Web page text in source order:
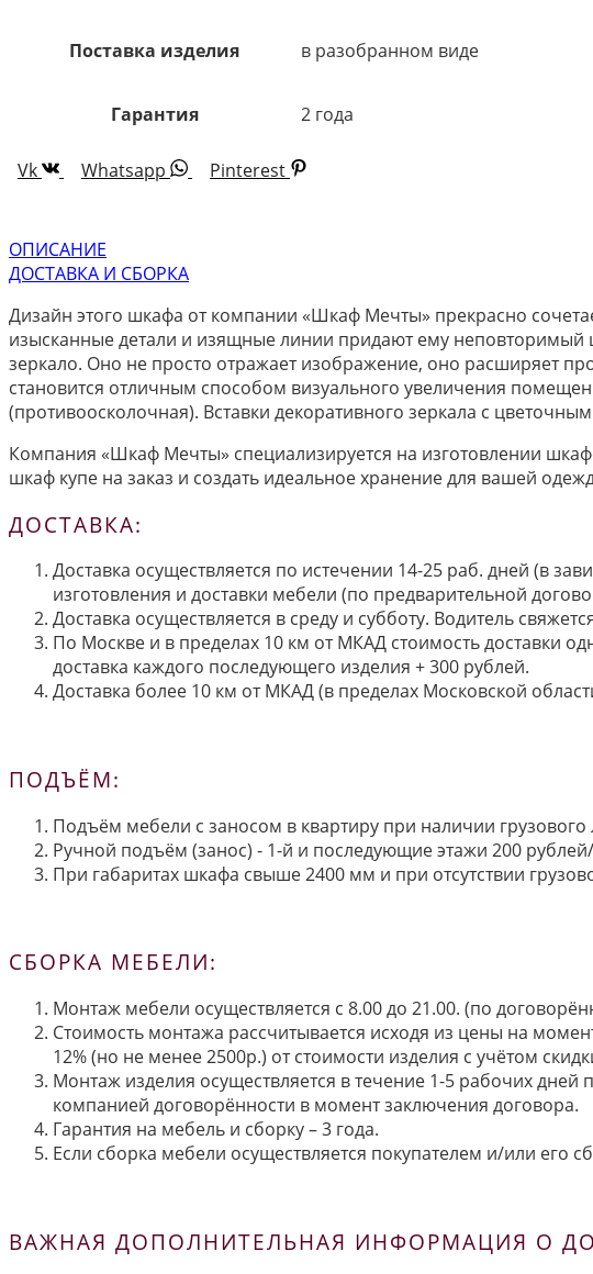
Поставка изделия в разобранном виде
Гарантия 2 года
Vk Whatsapp Pinterest
ОПИСАНИЕ
ДОСТАВКА И СБОРКА
Дизайн этого шкафа от компании «Шкаф Мечты» прекрасно
изысканные детали и изящные линии придают ему
зеркало. Оно не просто отражает изображение, оно расширяет
становится отличным способом визуального увеличения
(противоосколочная). Вставки декоративного зеркала с
Компания «Шкаф Мечты» специализируется на изготовлении
шкаф купе на заказ и создать идеальное хранение для вашей
ДОСТАВКА:
Доставка осуществляется по истечении 14-25 раб. дней (в
изготовления и доставки мебели (по предварительной
Доставка осуществляется в среду и субботу. Водитель
По Москве и в пределах 10 км от МКАД стоимость доставки
доставка каждого последующего изделия + 300 рублей.
Доставка более 10 км от МКАД (в пределах Московской
ПОДЪЁМ:
Подъём мебели с заносом в квартиру при наличии грузового
Ручной подъём (занос) - 1-й и последующие этажи 200
При габаритах шкафа свыше 2400 мм и при отсутствии
СБОРКА МЕБЕЛИ:
Монтаж мебели осуществляется с 8.00 до 21.00. (по
Стоимость монтажа рассчитывается исходя из цены на
12% (но не менее 2500р.) от стоимости изделия с учётом
Монтаж изделия осуществляется в течение 1-5 рабочих дней
компанией договорённости в момент заключения договора.
Гарантия на мебель и сборку – 3 года.
Если сборка мебели осуществляется покупателем и/или его
ВАЖНАЯ ДОПОЛНИТЕЛЬНАЯ ИНФОРМАЦИЯ О